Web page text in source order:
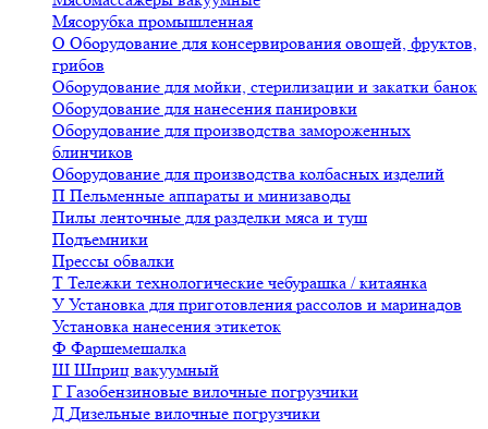
Мясорубка промышленная
О Оборудование для консервирования овощей, фруктов,
грибов
Оборудование для мойки, стерилизации и закатки банок
Оборудование для нанесения панировки
Оборудование для производства замороженных
блинчиков
Оборудование для производства колбасных изделий
П Пельменные аппараты и минизаводы
Пилы ленточные для разделки мяса и туш
Подъемники
Прессы обвалки
Т Тележки технологические чебурашка / китаянка
У Установка для приготовления рассолов и маринадов
Установка нанесения этикеток
Ф Фаршемешалка
Ш Шприц вакуумный
Г Газобензиновые вилочные погрузчики
Д Дизельные вилочные погрузчики